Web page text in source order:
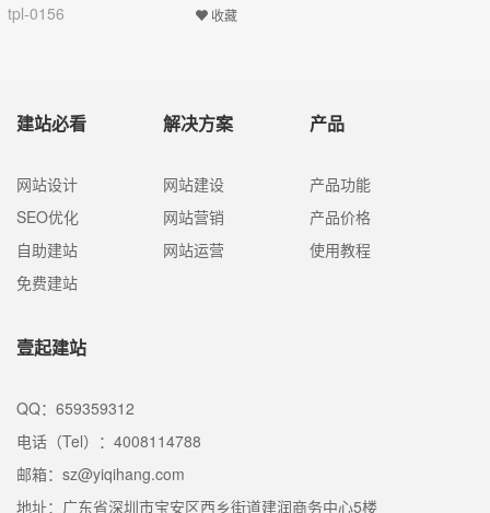
tpl-0156
收藏
建站必看
网站设计
SEO优化
自助建站
免费建站
解决方案
网站建设
网站营销
网站运营
产品
产品功能
产品价格
使用教程
壹起建站
QQ：659359312
电话（Tel）：4008114788
邮箱：sz@yiqihang.com
地址：广东省深圳市宝安区西乡街道建润商务中心5楼